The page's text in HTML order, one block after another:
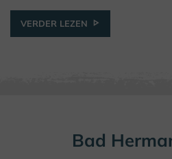
VERDER LEZEN
Bad